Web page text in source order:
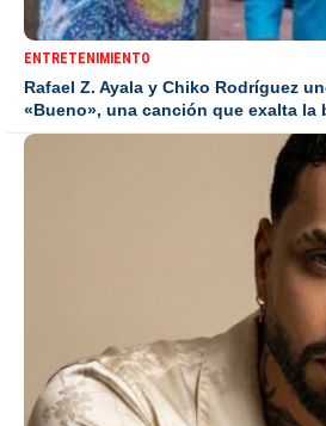
ENTRETENIMIENTO
Rafael Z. Ayala y Chiko Rodríguez
«Bueno», una canción que exalta la